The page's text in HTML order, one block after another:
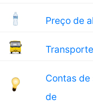
Preço de
Transporte
Contas
de